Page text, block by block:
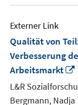
Externer Link
Qualität von
Verbesserung
Arbeitsmarkt
L&R
Bergmann, Nadja